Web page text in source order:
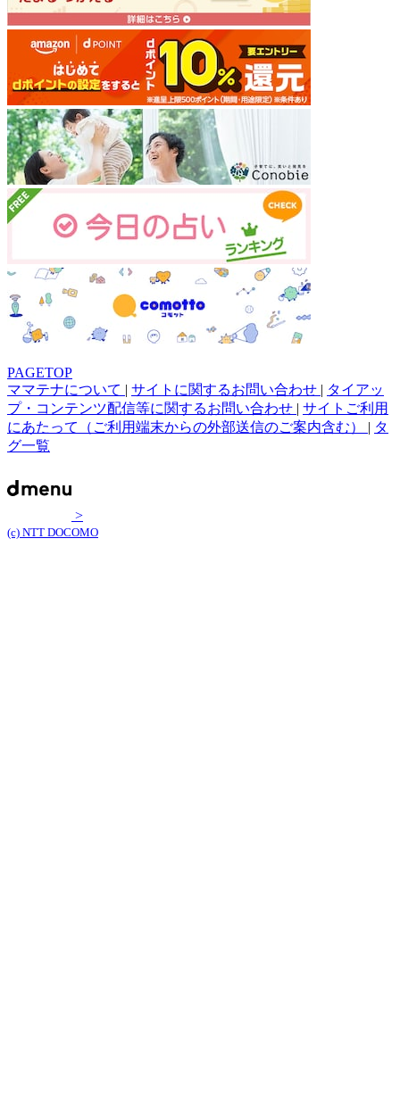
PAGETOP
ママテナについて | サイトに関するお問い合わせ | タイアッ
プ・コンテンツ配信等に関するお問い合わせ | サイトご利用
にあたって（ご利用端末からの外部送信のご案内含む） | タ
グ一覧
>
(c) NTT DOCOMO